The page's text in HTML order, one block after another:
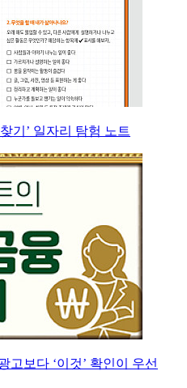
기’ 일자리 탐험 노트
고보다 ‘이것’ 확인이 우선